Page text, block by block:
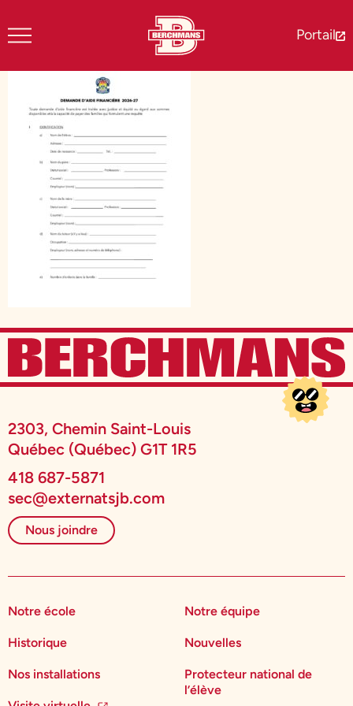
Portail
2303, Chemin Saint-Louis
Québec (Québec) G1T 1R5
418 687-5871
sec@externatsjb.com
Nous joindre
Notre école
Historique
Nos installations
Notre équipe
Nouvelles
Protecteur national de
l’élève